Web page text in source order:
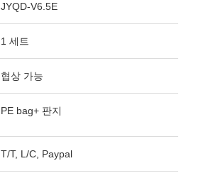
JYQD-V6.5E
1 세트
협상 가능
PE bag+ 판지
T/T, L/C, Paypal